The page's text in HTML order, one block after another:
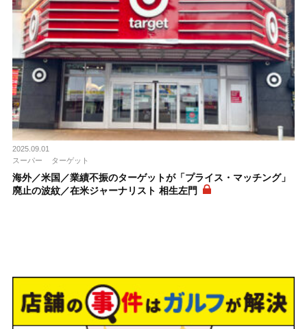
2025.09.01
スーパー
ターゲット
海外／米国／業績不振のターゲットが「プライス・マッチング」
廃止の波紋／在米ジャーナリスト 相生左門